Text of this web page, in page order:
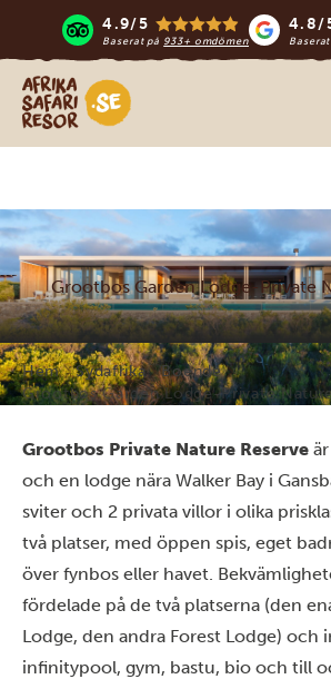
4.9/5
Baserat på 933+ omdömen
4.8/
Baserat
Safari-resor i Afrika
Grootbos Garden Lodge-Private
Hem Sydafrika
Boende
Grootbos Garden Lodge-Private
Grootbos Private Nature Reserve
och en lodge nära Walker Bay i
sviter och 2 privata villor i olika
två platser, med öppen spis, eget
över fynbos eller havet.
fördelade på de två platserna (den
Lodge, den andra Forest Lodge) och
infinitypool, gym, bastu, bio och till